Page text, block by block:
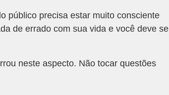
público precisa estar muito consciente
de errado com sua vida e você deve se
neste aspecto. Não tocar questões